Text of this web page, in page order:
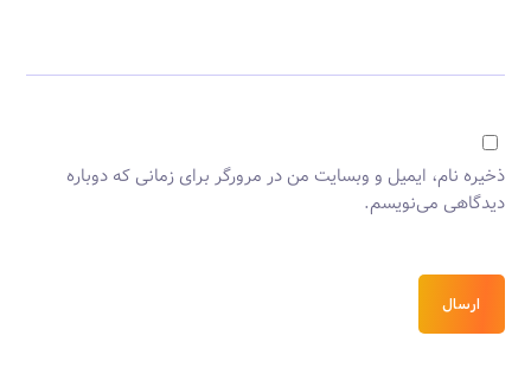
ذخیره نام، ایمیل و وبسایت من در مرورگر برای زمانی که دوباره
دیدگاهی می‌نویسم.
ارسال